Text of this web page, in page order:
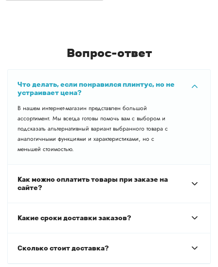
Вопрос-ответ
Что делать, если понравился плинтус, но не
устраивает цена?
В нашем интернет-магазин представлен большой
ассортимент. Мы всегда готовы помочь вам с выбором и
подсказать альтернативный вариант выбранного товара с
аналогичными функциями и характеристиками, но с
меньшей стоимостью.
Как можно оплатить товары при заказе на
сайте?
Какие сроки доставки заказов?
Сколько стоит доставка?